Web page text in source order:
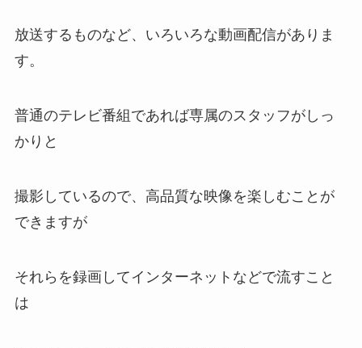
放送するものなど、いろいろな動画配信がありま
す。
普通のテレビ番組であれば専属のスタッフがしっ
かりと
撮影しているので、高品質な映像を楽しむことが
できますが
それらを録画してインターネットなどで流すこと
は